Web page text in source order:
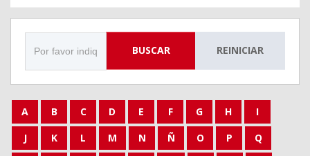
BUSCAR REINICIAR
A B C D E F G H
I
J
K L M N Ñ O P
Q